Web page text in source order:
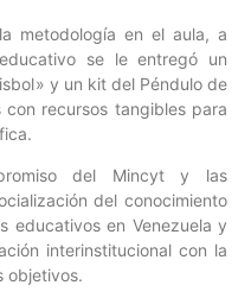
metodología en el aula, a
se le entregó un
y un kit del Péndulo de
recursos tangibles para
del Mincyt y las
del conocimiento
educativos en Venezuela y
interinstitucional con la
objetivos.